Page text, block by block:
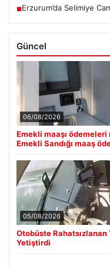
■Erzurum’da Selimiye
Güncel
06/08/2026
Emekli maaşı
Emekli Sandığı maaş
05/08/2026
Otobüste
Yetiştirdi